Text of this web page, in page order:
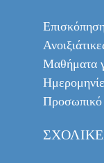
Επισκόπηση
Μαθήματα
Προσωπικό